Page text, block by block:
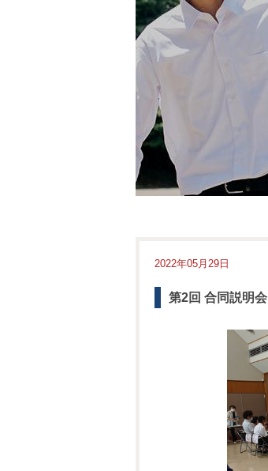
2022年05月29日
第2回 合同説明会